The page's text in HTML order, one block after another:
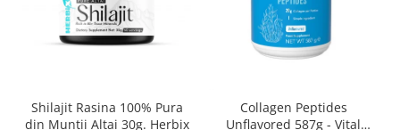
Shilajit Rasina 100% Pura
din Muntii Altai 30g. Herbix
Collagen Peptides
Unflavored 587g - Vital